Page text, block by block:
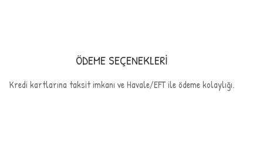
ÖDEME SEÇENEKLERİ
Kredi kartlarına taksit imkanı ve Havale/EFT ile ödeme kolaylığı.